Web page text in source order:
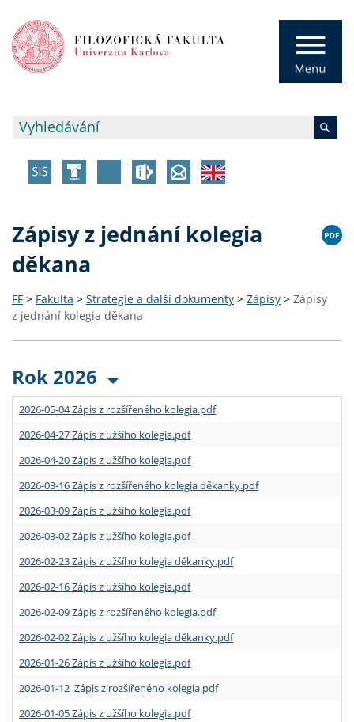
Zápisy z jednání kolegia
děkana
FF > Fakulta > Strategie a další dokumenty > Zápisy > Zápisy
z jednání kolegia děkana
Rok 2026
2026-05-04 Zápis z rozšířeného kolegia.pdf
2026-04-27 Zápis z užšího kolegia.pdf
2026-04-20 Zápis z užšího kolegia.pdf
2026-03-16 Zápis z rozšířeného kolegia děkanky.pdf
2026-03-09 Zápis z užšího kolegia.pdf
2026-03-02 Zápis z užšího kolegia.pdf
2026-02-23 Zápis z užšího kolegia děkanky.pdf
2026-02-16 Zápis z užšího kolegia.pdf
2026-02-09 Zápis z rozšířeného kolegia.pdf
2026-02-02 Zápis z užšího kolegia děkanky.pdf
2026-01-26 Zápis z užšího kolegia.pdf
2026-01-12 Zápis z rozšířeného kolegia.pdf
2026-01-05 Zápis z užšího kolegia.pdf